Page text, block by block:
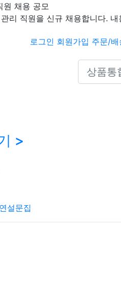
원 채용 공모
리 직원을 신규 채용합니다.
로그인 회원가입 주문/배
Search
>
설문집